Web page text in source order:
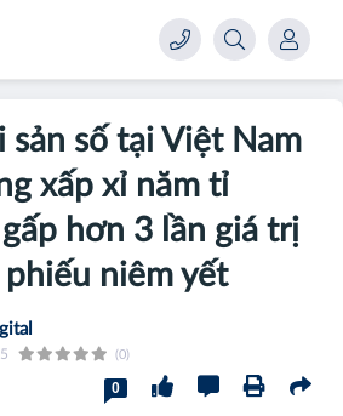
sản số tại Việt Nam
xấp xỉ năm tỉ
hơn 3 lần giá trị
niêm yết
(0)
0